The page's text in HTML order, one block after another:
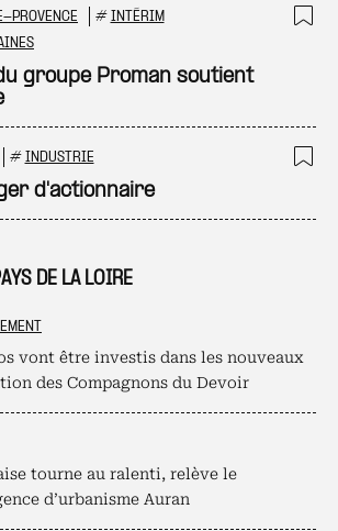
DE LA LOIRE
vont être investis dans les nouveaux
des Compagnons du Devoir
tourne au ralenti, relève le
d’urbanisme Auran
PROVENCE # INTÉRIM
groupe Proman soutient
# INDUSTRIE
d'actionnaire